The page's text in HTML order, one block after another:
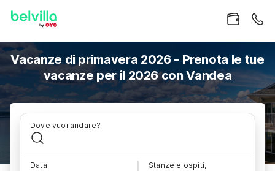
Vacanze di primavera 2026 - Prenota le tue
vacanze per il 2026 con Vandea
Dove vuoi andare?
Data Stanze e ospiti,